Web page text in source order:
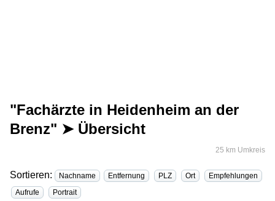
"Fachärzte in Heidenheim an der
Brenz" ➤ Übersicht
25 km Umkreis
Sortieren: Nachname Entfernung PLZ Ort
Empfehlungen
Aufrufe
Portrait